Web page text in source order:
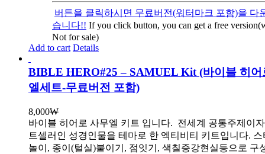
버튼을 클릭하시면 무료버전(워터마크 포함)을 다
습니다!! If you click button, you can get a free
Not for sale)
Add to cart Details
BIBLE HERO#25 – SAMUEL Kit (바이블 히어
엘세트-무료버전 포함)
8,000₩
바이블 히어로 사무엘 키트 입니다. 전세계 공통주제이
트셀러인 성경인물을 테마로 한 엑티비티 키트입니다.
놀이, 종이(털실)붙이기, 점잇기, 색칠증강현실등으로 구